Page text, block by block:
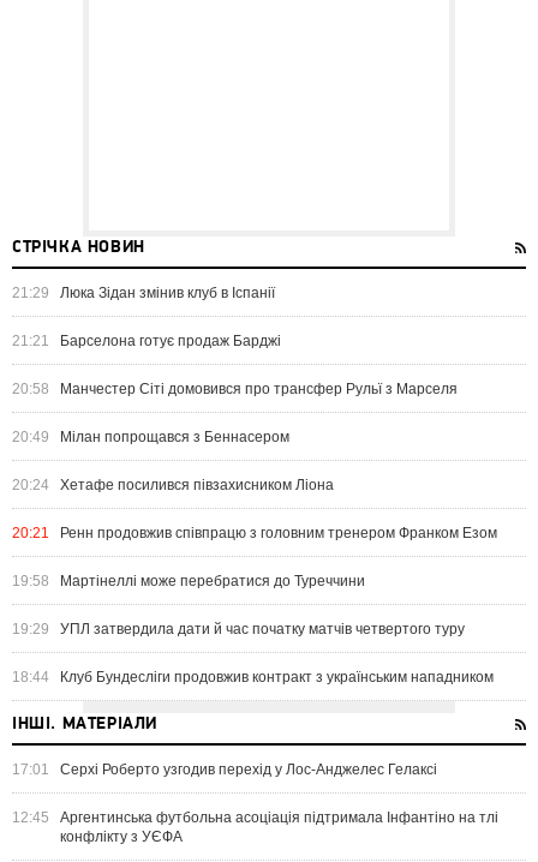
СТРІЧКА НОВИН
21:29 Люка Зідан змінив клуб в Іспанії
21:21 Барселона готує продаж Барджі
20:58 Манчестер Сіті домовився про трансфер Рульї з Марселя
20:49 Мілан попрощався з Беннасером
20:24 Хетафе посилився півзахисником Ліона
20:21 Ренн продовжив співпрацю з головним тренером Франком Езом
19:58 Мартінеллі може перебратися до Туреччини
19:29 УПЛ затвердила дати й час початку матчів четвертого туру
18:44 Клуб Бундесліги продовжив контракт з українським нападником
ІНШІ. МАТЕРІАЛИ
17:01 Серхі Роберто узгодив перехід у Лос-Анджелес Гелаксі
12:45
Аргентинська футбольна асоціація підтримала Інфантіно на тлі
конфлікту з УЄФА